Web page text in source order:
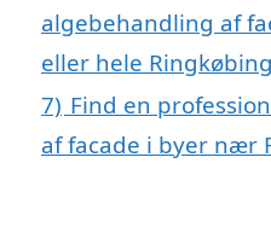
algebehandling af
eller hele
7) Find en
af facade i byer nær